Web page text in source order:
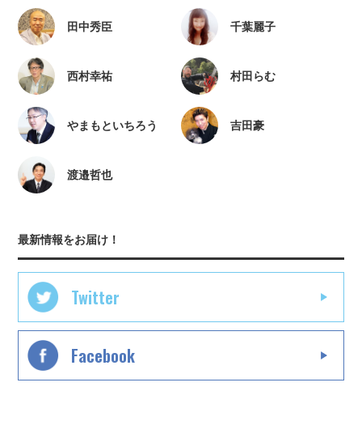
田中秀臣 千葉麗子
西村幸祐 村田らむ
やまもといちろう 吉田豪
渡邉哲也
最新情報をお届け！
Twitter
Facebook